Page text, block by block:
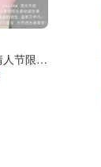
YSL CANDYGLOW 情人节限定 44B